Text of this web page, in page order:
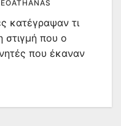
κατέγραψαν τι
στιγμή που ο
που έκαναν